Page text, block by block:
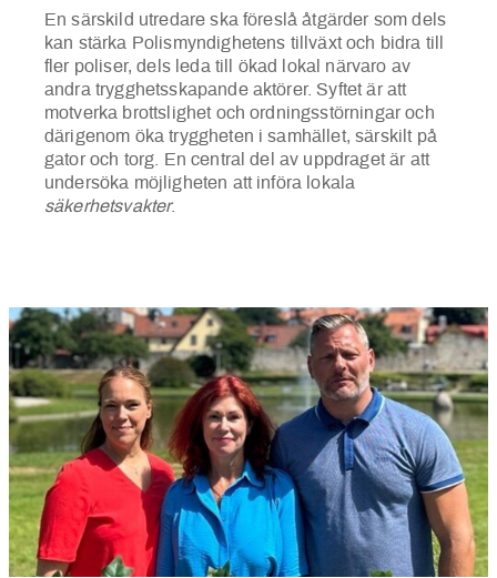
En särskild utredare ska föreslå åtgärder som dels
kan stärka Polismyndighetens tillväxt och bidra till
fler poliser, dels leda till ökad lokal närvaro av
andra trygghetsskapande aktörer. Syftet är att
motverka brottslighet och ordningsstörningar och
därigenom öka tryggheten i samhället, särskilt på
gator och torg. En central del av uppdraget är att
undersöka möjligheten att införa lokala
säkerhetsvakter.